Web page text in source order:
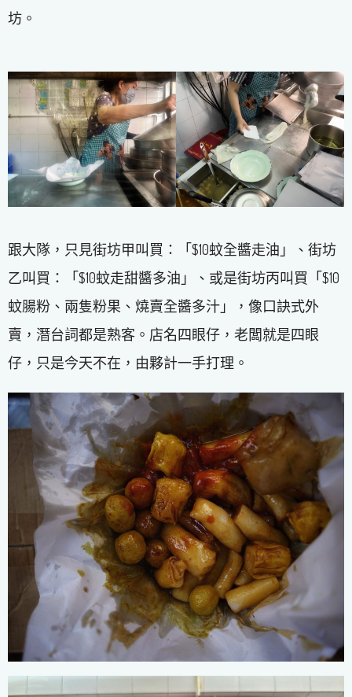
坊。
跟大隊，只見街坊甲叫買：「$10蚊全醬走油」、街坊
乙叫買：「$10蚊走甜醬多油」、或是街坊丙叫買「$10
蚊腸粉、兩隻粉果、燒賣全醬多汁」，像口訣式外
賣，潛台詞都是熟客。店名四眼仔，老闆就是四眼
仔，只是今天不在，由夥計一手打理。